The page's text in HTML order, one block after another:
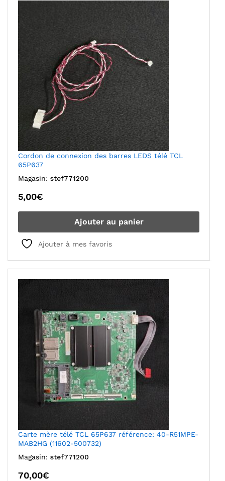
Cordon de connexion des barres LEDS télé TCL
65P637
Magasin: stef771200
5,00€
Ajouter au panier
Ajouter à mes favoris
Carte mère télé TCL 65P637 référence: 40-R51MPE-
MAB2HG (11602-500732)
Magasin: stef771200
70,00€